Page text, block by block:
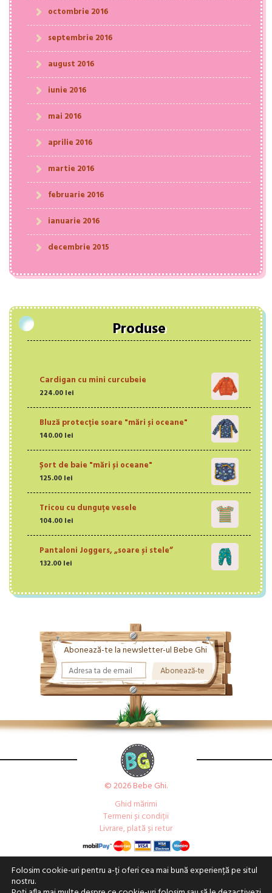
octombrie 2016
septembrie 2016
august 2016
iunie 2016
mai 2016
aprilie 2016
martie 2016
februarie 2016
ianuarie 2016
decembrie 2015
Produse
Cardigan cu mini curcubeie
224.00 lei
Bluză protecție soare "mări și oceane"
140.00 lei
Șort de baie "mări și oceane"
125.00 lei
Tricou cu dunguțe vesele
104.00 lei
Pantaloni Joggers, „soare și stele”
132.00 lei
Abonează-te la newsletter-ul Bebe Ghi
© 2026 Bebe Ghi.
Ghid mărimi
Termeni și condiții
Livrare, plată și retur
Folosim cookie-uri pentru a-ți oferi cea mai bună experiență pe situl
nostru.